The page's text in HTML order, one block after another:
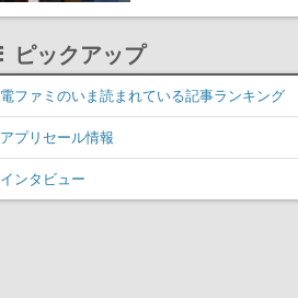
ンジョン」に展示中。キ
前のめり。公式アカウン
トも開設され、2026年リ
ピックアップ
電ファミのいま読まれている記事ランキング
アプリセール情報
インタビュー